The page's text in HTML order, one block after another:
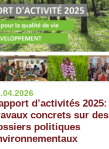
d’activités 2025:
concrets sur des
politiques